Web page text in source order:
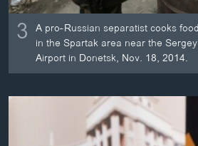
3 A pro-Russian separatist cooks
in the Spartak area near the
Airport in Donetsk, Nov. 18, 2014.